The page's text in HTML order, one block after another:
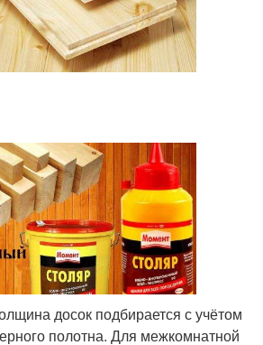
досок подбирается с учётом
полотна. Для межкомнатной